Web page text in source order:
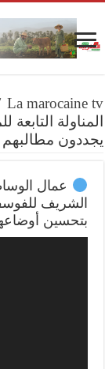
La marocaine tv
المناولة
يجددون مطالبهم
عمال
الشريف
بتحسين